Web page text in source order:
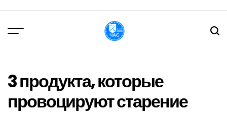
вмісту
3 продукта, которые
провоцируют старение